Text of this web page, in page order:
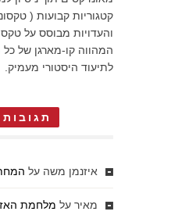
קטגוריות קבועות (
והעדויות מבוסס על
המהווה קו-מארגן של כל
לתיעוד היסטורי מעמיק.
איזנמן משה על
מאיר על